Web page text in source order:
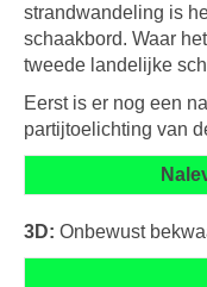
strandwandeling is
schaakbord. Waar
tweede landelijke
Eerst is er nog een
partijtoelichting van
3D: Onbewust